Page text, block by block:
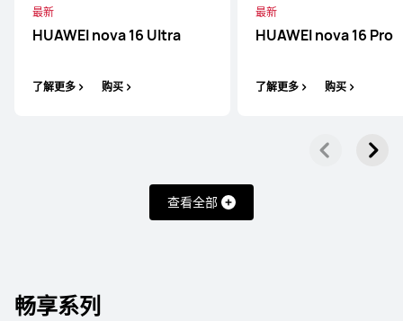
最新
HUAWEI nova 16 Ultra
了解更多 购买
最新
HUAWEI nova 16 Pro
了解更多 购买
查看全部
畅享系列
了解更多
了解更多